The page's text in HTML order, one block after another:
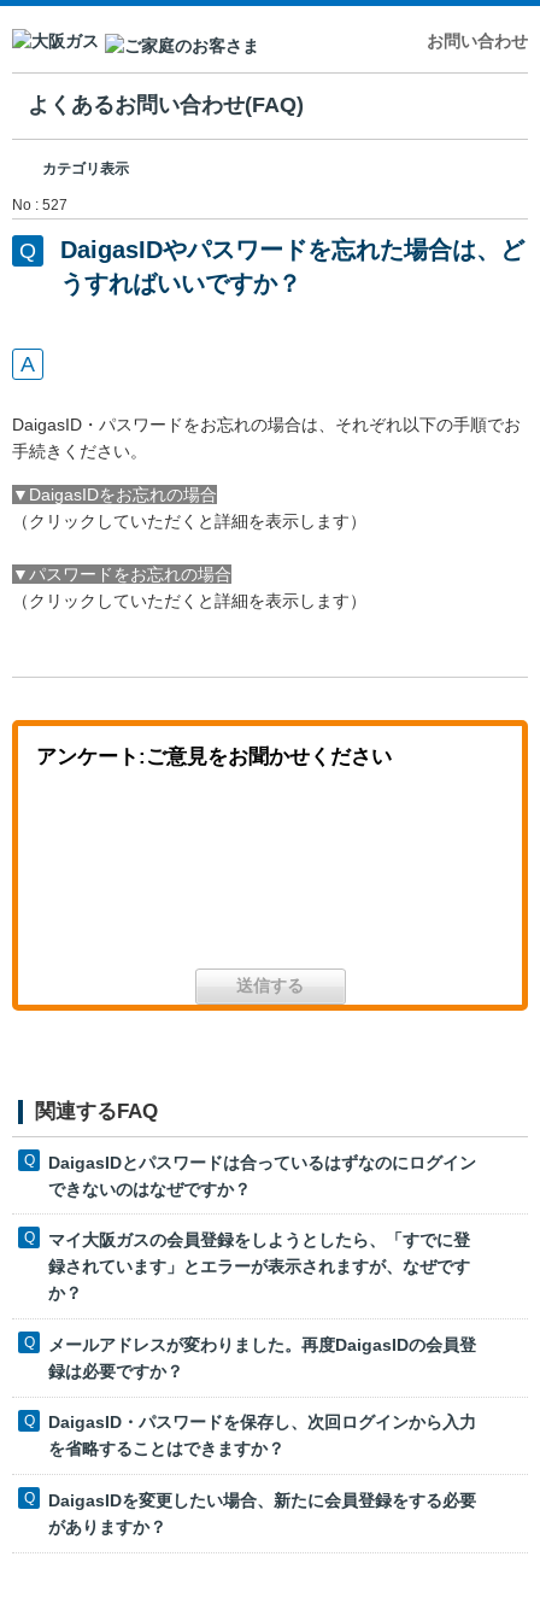
お問い合わせ
よくあるお問い合わせ(FAQ)
カテゴリ表示
No : 527
DaigasIDやパスワードを忘れた場合は、ど
うすればいいですか？
DaigasID・パスワードをお忘れの場合は、それぞれ以下の手順でお
手続きください。
▼DaigasIDをお忘れの場合
（クリックしていただくと詳細を表示します）
▼パスワードをお忘れの場合
（クリックしていただくと詳細を表示します）
アンケート:ご意見をお聞かせください
関連するFAQ
DaigasIDとパスワードは合っているはずなのにログイン
できないのはなぜですか？
マイ大阪ガスの会員登録をしようとしたら、「すでに登
録されています」とエラーが表示されますが、なぜです
か？
メールアドレスが変わりました。再度DaigasIDの会員登
録は必要ですか？
DaigasID・パスワードを保存し、次回ログインから入力
を省略することはできますか？
DaigasIDを変更したい場合、新たに会員登録をする必要
がありますか？